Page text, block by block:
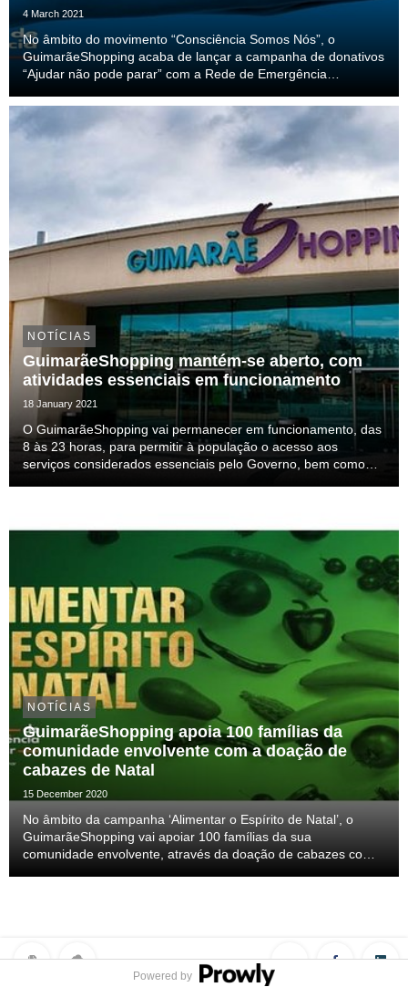
4 March 2021
No âmbito do movimento “Consciência Somos Nós”, o
GuimarãeShopping acaba de lançar a campanha de donativos
“Ajudar não pode parar” com a Rede de Emergência
e está a desafiar todos os visitantes, lojistas, for...
NOTÍCIAS
GuimarãeShopping mantém-se aberto, com
atividades essenciais em funcionamento
18 January 2021
O GuimarãeShopping vai permanecer em funcionamento, das
8 às 23 horas, para permitir à população o acesso aos
serviços considerados essenciais pelo Governo, bem como
NOTÍCIAS
GuimarãeShopping apoia 100 famílias da
comunidade envolvente com a doação de
cabazes de Natal
15 December 2020
No âmbito da campanha ‘Alimentar o Espírito de Natal’, o
GuimarãeShopping vai apoiar 100 famílias da sua
comunidade envolvente, através da doação de cabazes com
Powered by